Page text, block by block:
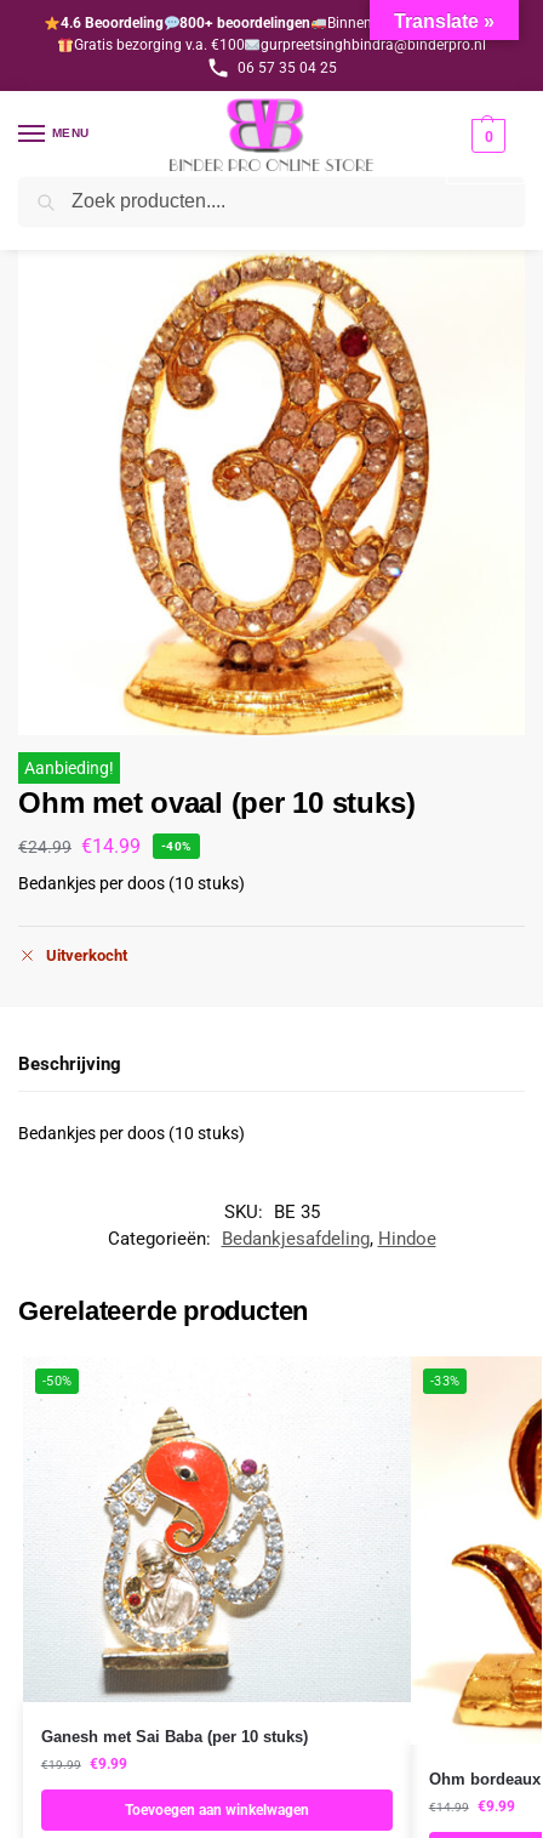
4.6 Beoordeling 800+ beoordelingen
Binnen 1-3 dagen geleverd
Gratis bezorging v.a. €100
gurpreetsinghbindra@binderpro.nl
06 57 35 04 25
MENU 0
Home Bedankjesafdeling
Aanbieding!
Ohm met ovaal (per 10 stuks)
€24.99 €14.99 -40%
Bedankjes per doos (10 stuks)
Uitverkocht
Beschrijving
Bedankjes per doos (10 stuks)
SKU:
BE 35
Categorieën:
Bedankjesafdeling, Hindoe
Gerelateerde producten
-50%
Ganesh met Sai Baba (per 10 stuks)
€19.99 €9.99
Toevoegen aan winkelwagen
-33%
Ohm
€14.99 €9.99
Translate »